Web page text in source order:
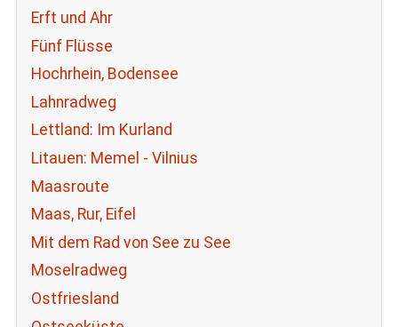
Erft und Ahr
Fünf Flüsse
Hochrhein, Bodensee
Lahnradweg
Lettland: Im Kurland
Litauen: Memel - Vilnius
Maasroute
Maas, Rur, Eifel
Mit dem Rad von See zu See
Moselradweg
Ostfriesland